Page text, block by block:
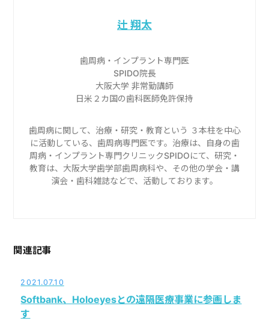
辻 翔太
歯周病・インプラント専門医
SPIDO院長
大阪大学 非常勤講師
日米２カ国の歯科医師免許保持
歯周病に関して、治療・研究・教育という ３本柱を中心
に活動している、歯周病専門医です。治療は、自身の歯
周病・インプラント専門クリニックSPIDOにて、研究・
教育は、大阪大学歯学部歯周病科や、その他の学会・講
演会・歯科雑誌などで、活動しております。
関連記事
2021.07.10
Softbank、Holoeyesとの遠隔医療事業に参画しま
す